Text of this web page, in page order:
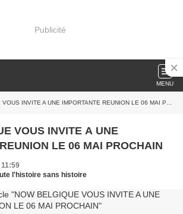
Publicité
MENU
INVITE A UNE IMPORTANTE REUNION LE 06 MAI PROCHAIN
VOUS INVITE A UNE
LE 06 MAI PROCHAIN
l'histoire sans histoire